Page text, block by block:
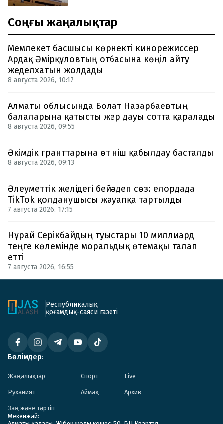
Соңғы жаңалықтар
Мемлекет басшысы көрнекті кинорежиссер
Ардақ Әмірқұловтың отбасына көңіл айту
жеделхатын жолдады
8 августа 2026, 10:17
Алматы облысында Болат Назарбаевтың
балаларына қатысты жер дауы сотта қаралады
8 августа 2026, 09:55
Әкімдік гранттарына өтініш қабылдау басталды
8 августа 2026, 09:13
Әлеуметтік желідегі бейәдеп сөз: елордада
TikTok қолданушысы жауапқа тартылды
7 августа 2026, 17:15
Нұрай Серікбайдың туыстары 10 миллиард
теңге көлемінде моральдық өтемақы талап
етті
7 августа 2026, 16:55
Республикалық
қоғамдық-саяси газеті
Бөлімдер:
Жаңалықтар Спорт Live
Руханият Аймақ Архив
Заң және тәртіп
Мекенжай: